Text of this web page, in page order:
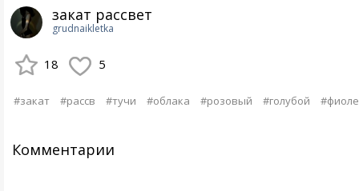
закат рассвет
grudnaikletka
18 5
#закат #рассв #тучи #облака #розовый #голубой
Комментарии